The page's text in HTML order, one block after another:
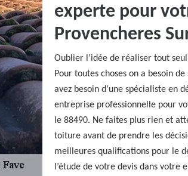
experte pour
Provencheres
Oublier l’idée de réaliser tout
Pour toutes choses on a besoin
avez besoin d’une spécialiste en
entreprise professionnelle pour
le 88490. Ne faites plus rien et
toiture avant de prendre les
meilleures qualifications pour le
l’étude de votre devis dans votre